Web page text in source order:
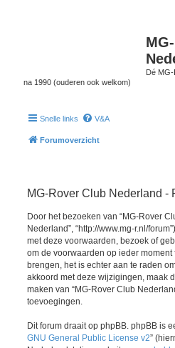
Dé
na 1990 (ouderen ook welkom)
Snelle links V&A
Forumoverzicht
MG-Rover Club Nederland -
Door het bezoeken van “MG-Rover
Nederland”, “http://www.mg-r.nl/
met deze voorwaarden, bezoek of
om de voorwaarden op ieder
brengen, het is echter aan te raden
akkoord met deze wijzigingen, maak
maken van “MG-Rover Club
toevoegingen.
Dit forum draait op phpBB. phpBB is
GNU General Public License v2”